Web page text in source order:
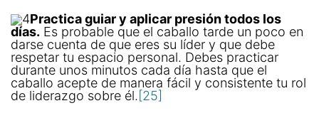
4Practica guiar y aplicar presión todos los
días. Es probable que el caballo tarde un poco en
darse cuenta de que eres su líder y que debe
respetar tu espacio personal. Debes practicar
durante unos minutos cada día hasta que el
caballo acepte de manera fácil y consistente tu rol
de liderazgo sobre él.[25]